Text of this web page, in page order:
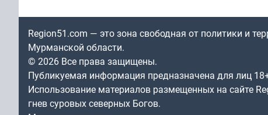
незамеченным
Region51.com — это зона свободная от политики и
Мурманской области.
© 2026 Все права защищены.
Публикуемая информация предназначена для лиц
Использование материалов размещенных на сайте
гнев суровых северных Богов.